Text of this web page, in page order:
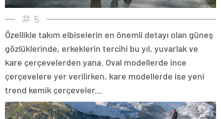
5
Özellikle takım elbiselerin en önemli detayı olan güneş
gözlüklerinde, erkeklerin tercihi bu yıl, yuvarlak ve
kare çerçevelerden yana. Oval modellerde ince
çerçevelere yer verilirken, kare modellerde ise yeni
trend kemik çerçeveler...